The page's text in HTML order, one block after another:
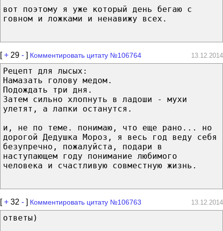
вот поэтому я уже который день бегаю с
говном и ложками и ненавижу всех.
[+ 29 - ] Комментировать цитату №106764 13.12.2014
Рецепт для лысых:
Намазать голову медом.
Подождать три дня.
Затем сильно хлопнуть в ладоши - мухи
улетят, а лапки останутся.
и, не по теме. понимаю, что еще рано... но
дорогой Дедушка Мороз, я весь год веду себя
безупречно, пожалуйста, подари в
наступающем году понимание любимого
человека и счастливую совместную жизнь.
[+ 32 - ] Комментировать цитату №106763 13.12.2014
ответы)